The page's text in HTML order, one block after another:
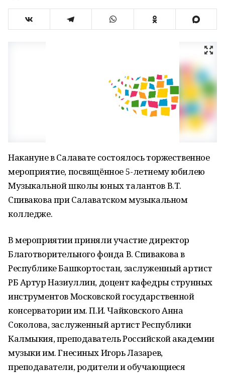
Накануне в Салавате состоялось торжественное
мероприятие, посвящённое 5-летнему юбилею
Музыкальной школы юных талантов В.Т.
Спивакова при Салаватском музыкальном
колледже.
В мероприятии приняли участие директор
Благотворительного фонда В. Спивакова в
Республике Башкортостан, заслуженный артист
РБ Артур Назиуллин, доцент кафедры струнных
инструментов Московской государственной
консерватории им. П.И. Чайковского Анна
Соколова, заслуженный артист Республики
Калмыкия, преподаватель Российской академии
музыки им. Гнесиных Игорь Лазарев,
преподаватели, родители и обучающиеся